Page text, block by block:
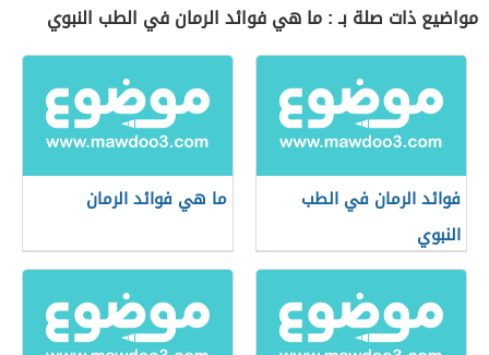
مواضيع ذات صلة بـ : ما هي فوائد الرمان في الطب النبوي
فوائد الرمان في الطب
النبوي
ما هي فوائد الرمان